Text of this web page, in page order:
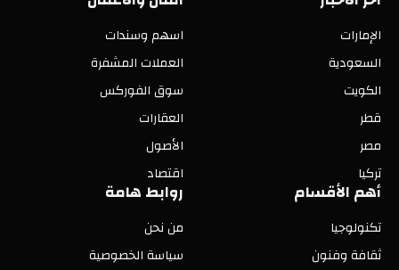
الإمارات
السعودية
الكويت
قطر
مصر
تركيا
اسهم وسندات
العملات المشفرة
سوق الفوركس
العقارات
الأصول
اقتصاد
أهم الأقسام
تكنولوجيا
ثقافة وفنون
روابط هامة
من نحن
سياسة الخصوصية